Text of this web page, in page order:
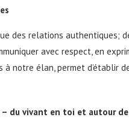
des relations authentiques;
avec respect, en
notre élan, permet d’établir
– du vivant en toi et autour